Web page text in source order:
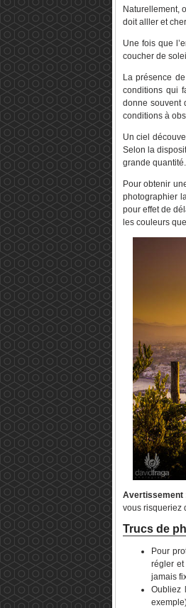
Naturellement,
doit alller et
Une fois que
coucher de
La présence
conditions qui
donne souvent
conditions à
Un ciel
Selon la
grande
Pour obtenir
photographier
pour effet de
les couleurs
Avertissement
vous risqueriez
Trucs de
Pour
régler
jamais
Oubliez